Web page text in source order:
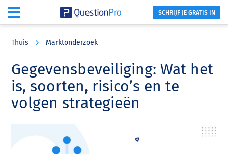
content
sidebar
SCHRIJF JE GRATIS IN
Thuis Marktonderzoek
Gegevensbeveiliging: Wat het
is, soorten, risico’s en te
volgen strategieën